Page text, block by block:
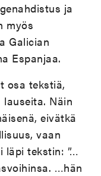
ja
myös
Galician
Espanjaa.
osa tekstiä,
Näin
eivätkä
vaan
läpi tekstin: ”…
…hän